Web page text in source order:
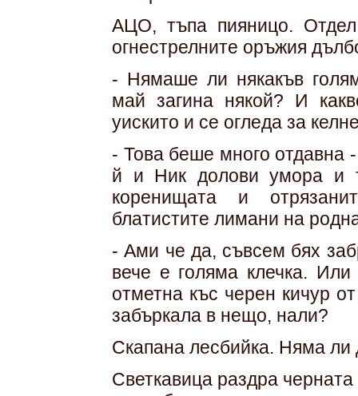
AЦО, тъпа пияницо.
огнестрелните оръжия
- Нямаше ли някакъв
май загина някой? И
уискито и се огледа за
- Това беше много отдавна
й и Ник долови умора и
коренищата и
блатистите лимани на
- Ами че да, съвсем бях
вече е голяма клечка.
отметна къс черен кичур
забъркала в нещо, нали?
Скапана лесбийка. Няма
Светкавица раздра